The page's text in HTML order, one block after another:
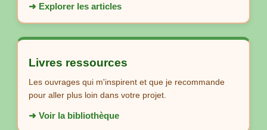
➜ Explorer les articles
Livres ressources
Les ouvrages qui m'inspirent et que je recommande
pour aller plus loin dans votre projet.
➜ Voir la bibliothèque